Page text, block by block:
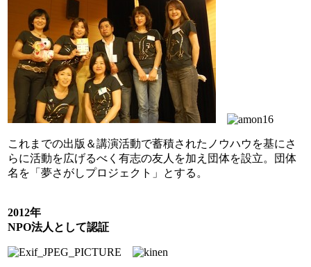
これまでの出版＆講演活動で蓄積されたノウハウを基にさ
らに活動を広げるべく有志の友人を加え団体を設立。団体
名を「夢さがしプロジェクト」とする。
2012年
NPO法人として認証